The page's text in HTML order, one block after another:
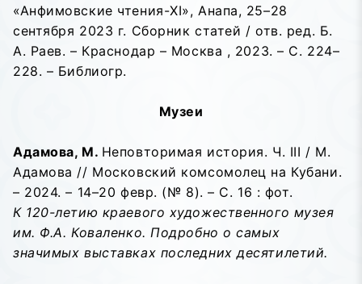
«Анфимовские чтения-XI», Анапа, 25–28
сентября 2023 г. Сборник статей / отв. ред. Б.
А. Раев. – Краснодар – Москва , 2023. – С. 224–
228. – Библиогр.
Музеи
Адамова, М. Неповторимая история. Ч. III / М.
Адамова // Московский комсомолец на Кубани.
– 2024. – 14–20 февр. (№ 8). – С. 16 : фот.
К 120-летию краевого художественного музея
им. Ф.А. Коваленко. Подробно о самых
значимых выставках последних десятилетий.